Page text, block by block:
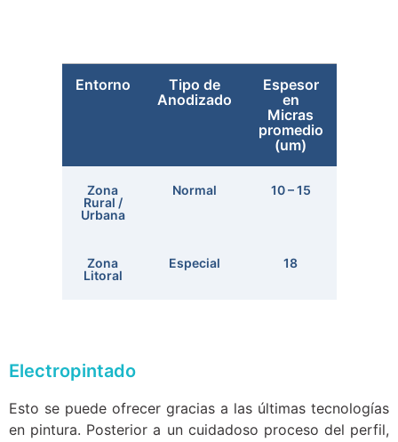
Entorno
Tipo de
Anodizado
Espesor
en
Micras
promedio
(um)
Zona
Rural /
Urbana
Normal 10 – 15
Zona
Litoral
Especial 18
Electropintado
Esto se puede ofrecer gracias a las últimas tecnologías
en pintura. Posterior a un cuidadoso proceso del perfil,